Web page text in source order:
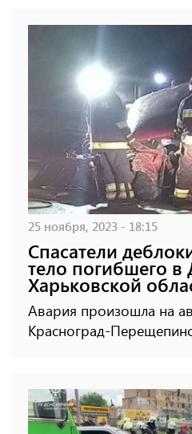
25 ноября, 2023 - 18:15
Спасатели
тело погибшего в
Харьковской
Авария произошла на
Красноград-